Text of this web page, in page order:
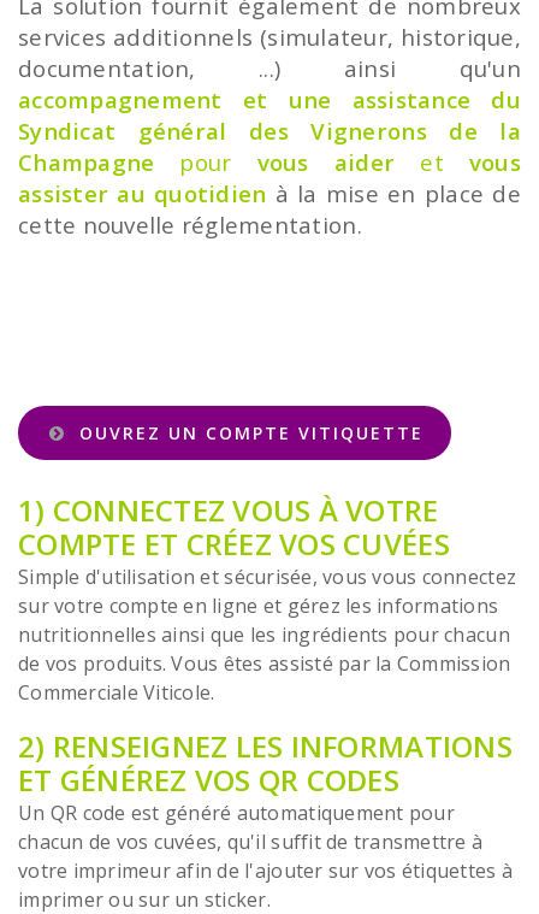
services additionnels (simulateur, historique,
documentation, ...) ainsi qu'un
accompagnement et une assistance du
Syndicat général des Vignerons de la
Champagne pour vous aider et vous
assister au quotidien à la mise en place de
cette nouvelle réglementation.
OUVREZ UN COMPTE VITIQUETTE
1) CONNECTEZ VOUS À VOTRE
COMPTE ET CRÉEZ VOS CUVÉES
Simple d'utilisation et sécurisée, vous vous connectez
sur votre compte en ligne et gérez les informations
nutritionnelles ainsi que les ingrédients pour chacun
de vos produits. Vous êtes assisté par la Commission
Commerciale Viticole.
2) RENSEIGNEZ LES INFORMATIONS
ET GÉNÉREZ VOS QR CODES
Un QR code est généré automatiquement pour
chacun de vos cuvées, qu'il suffit de transmettre à
votre imprimeur afin de l'ajouter sur vos étiquettes à
imprimer ou sur un sticker.